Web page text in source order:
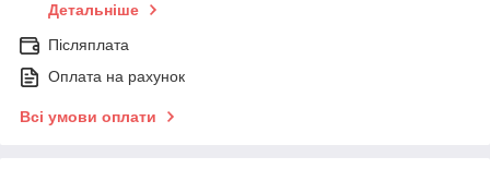
Детальніше
Післяплата
Оплата на рахунок
Всі умови оплати